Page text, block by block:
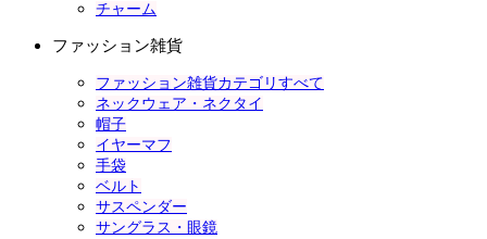
チャーム
ファッション雑貨
ファッション雑貨カテゴリすべて
ネックウェア・ネクタイ
帽子
イヤーマフ
手袋
ベルト
サスペンダー
サングラス・眼鏡